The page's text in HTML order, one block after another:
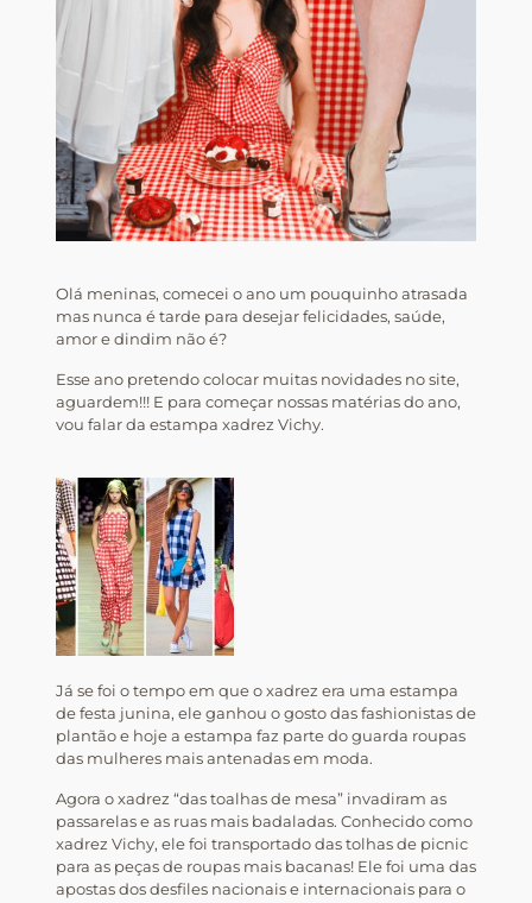
Olá meninas, comecei o ano um pouquinho atrasada
mas nunca é tarde para desejar felicidades, saúde,
amor e dindim não é?
Esse ano pretendo colocar muitas novidades no site,
aguardem!!! E para começar nossas matérias do ano,
vou falar da estampa xadrez Vichy.
Já se foi o tempo em que o xadrez era uma estampa
de festa junina, ele ganhou o gosto das fashionistas de
plantão e hoje a estampa faz parte do guarda roupas
das mulheres mais antenadas em moda.
Agora o xadrez “das toalhas de mesa” invadiram as
passarelas e as ruas mais badaladas. Conhecido como
xadrez Vichy, ele foi transportado das tolhas de picnic
para as peças de roupas mais bacanas! Ele foi uma das
apostas dos desfiles nacionais e internacionais para o